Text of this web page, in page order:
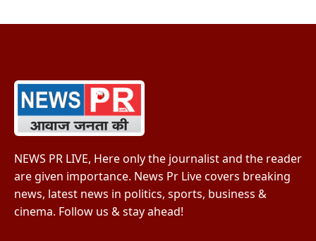
NEWS PR LIVE, Here only the journalist and the reader
are given importance. News Pr Live covers breaking
news, latest news in politics, sports, business &
cinema. Follow us & stay ahead!